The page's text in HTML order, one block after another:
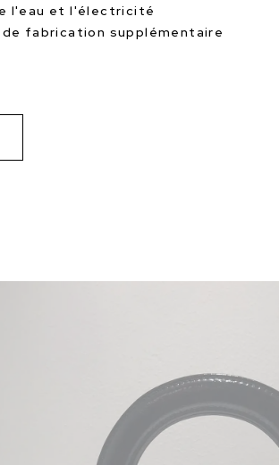
l'eau et l'électricité
fabrication supplémentaire